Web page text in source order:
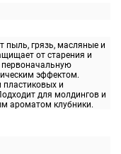
пыль, грязь, масляные и
от старения и
первоначальную
эффектом.
пластиковых и
для молдингов и
ароматом клубники.